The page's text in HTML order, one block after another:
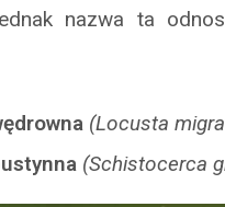
nazwa ta
(Locusta
(Schistocerca